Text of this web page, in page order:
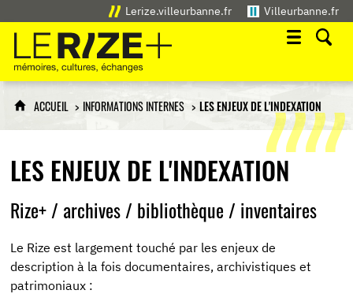
Lerize.villeurbanne.fr Villeurbanne.fr
Le Rize+
mémoires, cultures, échanges
ACCUEIL INFORMATIONS INTERNES LES ENJEUX DE L'INDEXATION
LES ENJEUX DE L'INDEXATION
Rize+ / archives / bibliothèque / inventaires
Le Rize est largement touché par les enjeux de
description à la fois documentaires, archivistiques et
patrimoniaux :